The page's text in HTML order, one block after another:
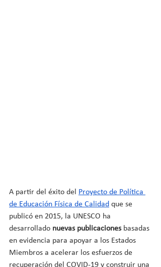
A partir del éxito del
Proyecto de Política
de Educación Física de Calidad que se
publicó en 2015, la UNESCO ha
desarrollado nuevas publicaciones basadas
en evidencia para apoyar a los Estados
Miembros a acelerar los esfuerzos de
recuperación del COVID-19 y construir una